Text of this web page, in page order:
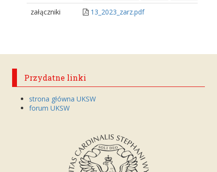
załączniki 13_2023_zarz.pdf
Przydatne linki
strona główna UKSW
forum UKSW